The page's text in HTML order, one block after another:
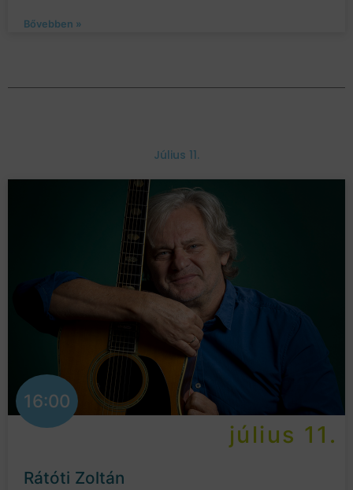
Bővebben »
Július 11.
16:00
július 11.
Rátóti Zoltán